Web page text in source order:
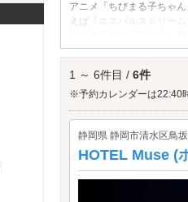
アニメ「ちびまる子ちゃ
えば「 エスパルスドリー
す！施設内の「清水すし
行ってみましょう。欧州
渡すのもおすすめです。
文字を見つけ、一緒に鐘
ひ、天女伝説で有名な「
富士山とが相まって作ら
ンロードエリアのラブホ
ます。コスプレなどの貸
1 ～ 6件目 / 6件
※予約カレンダーは22:40
静岡県 静岡市清水区鳥坂
HOTEL Muse (